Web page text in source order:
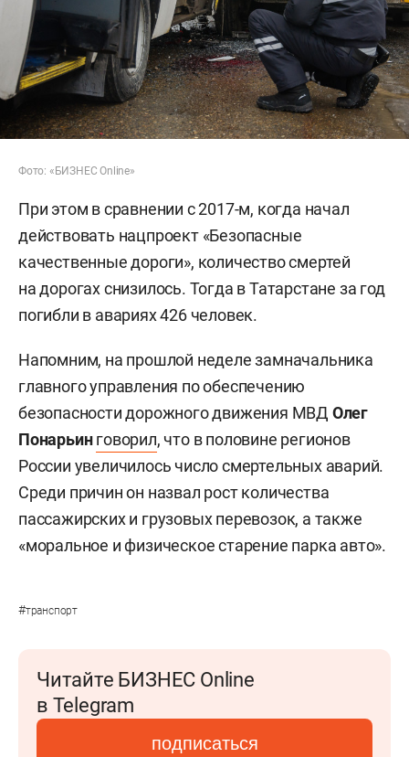
Фото: «БИЗНЕС Online»
При этом в сравнении с 2017-м, когда начал
действовать нацпроект «Безопасные
качественные дороги», количество смертей
на дорогах снизилось. Тогда в Татарстане за год
погибли в авариях 426 человек.
Напомним, на прошлой неделе замначальника
главного управления по обеспечению
безопасности дорожного движения МВД Олег
Понарьин говорил, что в половине регионов
России увеличилось число смертельных аварий.
Среди причин он назвал рост количества
пассажирских и грузовых перевозок, а также
«моральное и физическое старение парка авто».
#транспорт
Читайте БИЗНЕС Online
в Telegram
подписаться